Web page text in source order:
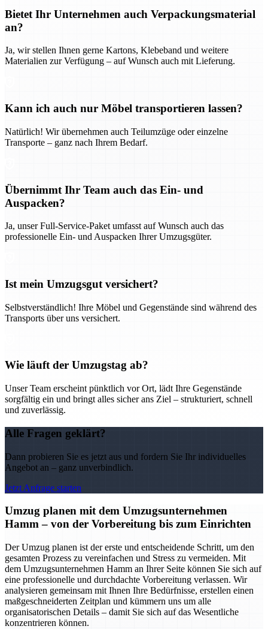
Bietet Ihr Unternehmen auch Verpackungsmaterial
an?
Ja, wir stellen Ihnen gerne Kartons, Klebeband und weitere
Materialien zur Verfügung – auf Wunsch auch mit Lieferung.
Kann ich auch nur Möbel transportieren lassen?
Natürlich! Wir übernehmen auch Teilumzüge oder einzelne
Transporte – ganz nach Ihrem Bedarf.
Übernimmt Ihr Team auch das Ein- und
Auspacken?
Ja, unser Full-Service-Paket umfasst auf Wunsch auch das
professionelle Ein- und Auspacken Ihrer Umzugsgüter.
Ist mein Umzugsgut versichert?
Selbstverständlich! Ihre Möbel und Gegenstände sind während des
Transports über uns versichert.
Wie läuft der Umzugstag ab?
Unser Team erscheint pünktlich vor Ort, lädt Ihre Gegenstände
sorgfältig ein und bringt alles sicher ans Ziel – strukturiert, schnell
und zuverlässig.
Alle Fragen geklärt?
Dann probieren Sie es jetzt aus und fordern Sie Ihr individuelles
Angebot an – ganz unverbindlich.
Jetzt Anfrage starten
Umzug planen mit dem Umzugsunternehmen
Hamm – von der Vorbereitung bis zum Einrichten
Der Umzug planen ist der erste und entscheidende Schritt, um den
gesamten Prozess zu vereinfachen und Stress zu vermeiden. Mit
dem Umzugsunternehmen Hamm an Ihrer Seite können Sie sich auf
eine professionelle und durchdachte Vorbereitung verlassen. Wir
analysieren gemeinsam mit Ihnen Ihre Bedürfnisse, erstellen einen
maßgeschneiderten Zeitplan und kümmern uns um alle
organisatorischen Details – damit Sie sich auf das Wesentliche
konzentrieren können.